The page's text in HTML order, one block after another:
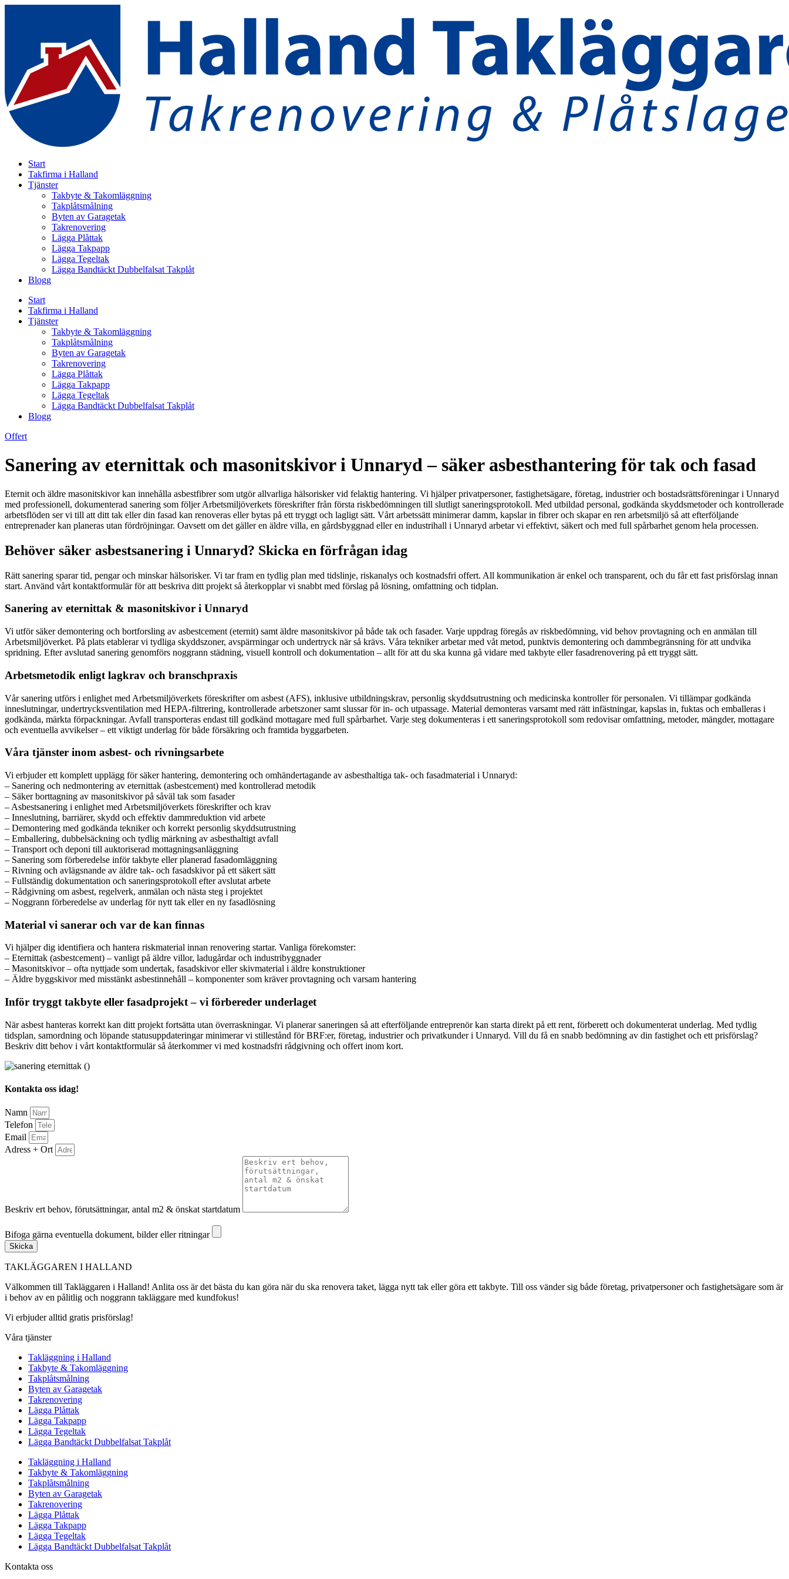
Start
Takfirma i Halland
Tjänster
Takbyte & Takomläggning
Takplåtsmålning
Byten av Garagetak
Takrenovering
Lägga Plåttak
Lägga Takpapp
Lägga Tegeltak
Lägga Bandtäckt Dubbelfalsat Takplåt
Blogg
Start
Takfirma i Halland
Tjänster
Takbyte & Takomläggning
Takplåtsmålning
Byten av Garagetak
Takrenovering
Lägga Plåttak
Lägga Takpapp
Lägga Tegeltak
Lägga Bandtäckt Dubbelfalsat Takplåt
Blogg
Offert
Sanering av eternittak och masonitskivor i Unnaryd – säker asbesthantering för tak och fasad
Eternit och äldre masonitskivor kan innehålla asbestfibrer som utgör allvarliga hälsorisker vid felaktig hantering. Vi hjälper privatpersoner, fastighetsägare, företag, industrier och bostadsrättsföreningar i Unnaryd
med professionell, dokumenterad sanering som följer Arbetsmiljöverkets föreskrifter från första riskbedömningen till slutligt saneringsprotokoll. Med utbildad personal, godkända skyddsmetoder och kontrollerade
arbetsflöden ser vi till att ditt tak eller din fasad kan renoveras eller bytas på ett tryggt och lagligt sätt. Vårt arbetssätt minimerar damm, kapslar in fibrer och skapar en ren arbetsmiljö så att efterföljande
entreprenader kan planeras utan fördröjningar. Oavsett om det gäller en äldre villa, en gårdsbyggnad eller en industrihall i Unnaryd arbetar vi effektivt, säkert och med full spårbarhet genom hela processen.
Behöver säker asbestsanering i Unnaryd? Skicka en förfrågan idag
Rätt sanering sparar tid, pengar och minskar hälsorisker. Vi tar fram en tydlig plan med tidslinje, riskanalys och kostnadsfri offert. All kommunikation är enkel och transparent, och du får ett fast prisförslag innan
start. Använd vårt kontaktformulär för att beskriva ditt projekt så återkopplar vi snabbt med förslag på lösning, omfattning och tidplan.
Sanering av eternittak & masonitskivor i Unnaryd
Vi utför säker demontering och bortforsling av asbestcement (eternit) samt äldre masonitskivor på både tak och fasader. Varje uppdrag föregås av riskbedömning, vid behov provtagning och en anmälan till
Arbetsmiljöverket. På plats etablerar vi tydliga skyddszoner, avspärrningar och undertryck när så krävs. Våra tekniker arbetar med våt metod, punktvis demontering och dammbegränsning för att undvika
spridning. Efter avslutad sanering genomförs noggrann städning, visuell kontroll och dokumentation – allt för att du ska kunna gå vidare med takbyte eller fasadrenovering på ett tryggt sätt.
Arbetsmetodik enligt lagkrav och branschpraxis
Vår sanering utförs i enlighet med Arbetsmiljöverkets föreskrifter om asbest (AFS), inklusive utbildningskrav, personlig skyddsutrustning och medicinska kontroller för personalen. Vi tillämpar godkända
inneslutningar, undertrycksventilation med HEPA-filtrering, kontrollerade arbetszoner samt slussar för in- och utpassage. Material demonteras varsamt med rätt infästningar, kapslas in, fuktas och emballeras i
godkända, märkta förpackningar. Avfall transporteras endast till godkänd mottagare med full spårbarhet. Varje steg dokumenteras i ett saneringsprotokoll som redovisar omfattning, metoder, mängder, mottagare
och eventuella avvikelser – ett viktigt underlag för både försäkring och framtida byggarbeten.
Våra tjänster inom asbest- och rivningsarbete
Vi erbjuder ett komplett upplägg för säker hantering, demontering och omhändertagande av asbesthaltiga tak- och fasadmaterial i Unnaryd:
– Sanering och nedmontering av eternittak (asbestcement) med kontrollerad metodik
– Säker borttagning av masonitskivor på såväl tak som fasader
– Asbestsanering i enlighet med Arbetsmiljöverkets föreskrifter och krav
– Inneslutning, barriärer, skydd och effektiv dammreduktion vid arbete
– Demontering med godkända tekniker och korrekt personlig skyddsutrustning
– Emballering, dubbelsäckning och tydlig märkning av asbesthaltigt avfall
– Transport och deponi till auktoriserad mottagningsanläggning
– Sanering som förberedelse inför takbyte eller planerad fasadomläggning
– Rivning och avlägsnande av äldre tak- och fasadskivor på ett säkert sätt
– Fullständig dokumentation och saneringsprotokoll efter avslutat arbete
– Rådgivning om asbest, regelverk, anmälan och nästa steg i projektet
– Noggrann förberedelse av underlag för nytt tak eller en ny fasadlösning
Material vi sanerar och var de kan finnas
Vi hjälper dig identifiera och hantera riskmaterial innan renovering startar. Vanliga förekomster:
– Eternittak (asbestcement) – vanligt på äldre villor, ladugårdar och industribyggnader
– Masonitskivor – ofta nyttjade som undertak, fasadskivor eller skivmaterial i äldre konstruktioner
– Äldre byggskivor med misstänkt asbestinnehåll – komponenter som kräver provtagning och varsam hantering
Inför tryggt takbyte eller fasadprojekt – vi förbereder underlaget
När asbest hanteras korrekt kan ditt projekt fortsätta utan överraskningar. Vi planerar saneringen så att efterföljande entreprenör kan starta direkt på ett rent, förberett och dokumenterat underlag. Med tydlig
tidsplan, samordning och löpande statusuppdateringar minimerar vi stillestånd för BRF:er, företag, industrier och privatkunder i Unnaryd. Vill du få en snabb bedömning av din fastighet och ett prisförslag?
Beskriv ditt behov i vårt kontaktformulär så återkommer vi med kostnadsfri rådgivning och offert inom kort.
Kontakta oss idag!
Namn
Telefon
Email
Adress + Ort
Beskriv ert behov, förutsättningar, antal m2 & önskat startdatum
Bifoga gärna eventuella dokument, bilder eller ritningar
Skicka
TAKLÄGGAREN I HALLAND
Välkommen till Takläggaren i Halland! Anlita oss är det bästa du kan göra när du ska renovera taket, lägga nytt tak eller göra ett takbyte. Till oss vänder sig både företag, privatpersoner och fastighetsägare som är
i behov av en pålitlig och noggrann takläggare med kundfokus!
Vi erbjuder alltid gratis prisförslag!
Våra tjänster
Takläggning i Halland
Takbyte & Takomläggning
Takplåtsmålning
Byten av Garagetak
Takrenovering
Lägga Plåttak
Lägga Takpapp
Lägga Tegeltak
Lägga Bandtäckt Dubbelfalsat Takplåt
Takläggning i Halland
Takbyte & Takomläggning
Takplåtsmålning
Byten av Garagetak
Takrenovering
Lägga Plåttak
Lägga Takpapp
Lägga Tegeltak
Lägga Bandtäckt Dubbelfalsat Takplåt
Kontakta oss